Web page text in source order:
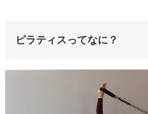
ピラティスってなに？